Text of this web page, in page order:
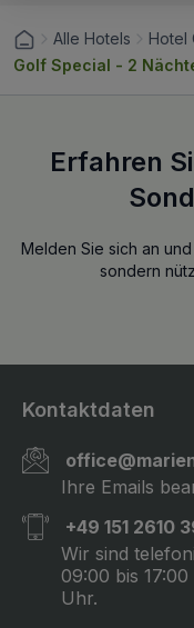
Alle Hotels
Hotel
Golf Special - 2
Erfahren
Melden Sie sich an und
sondern
Kontaktdaten
Ihre Emails
+49 151 2610
Wir sind
09:00 bis
Uhr.